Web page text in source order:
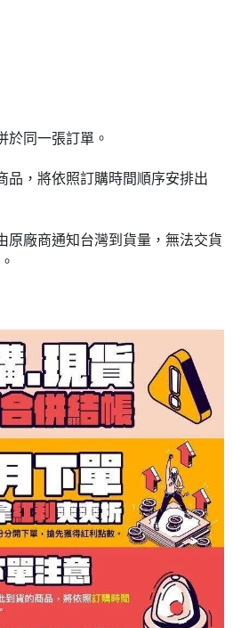
於同一張訂單。
品，將依照訂購時間順序安排出
原廠商通知台灣到貨量，無法交貨